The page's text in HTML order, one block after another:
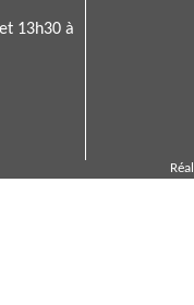
13h30 à